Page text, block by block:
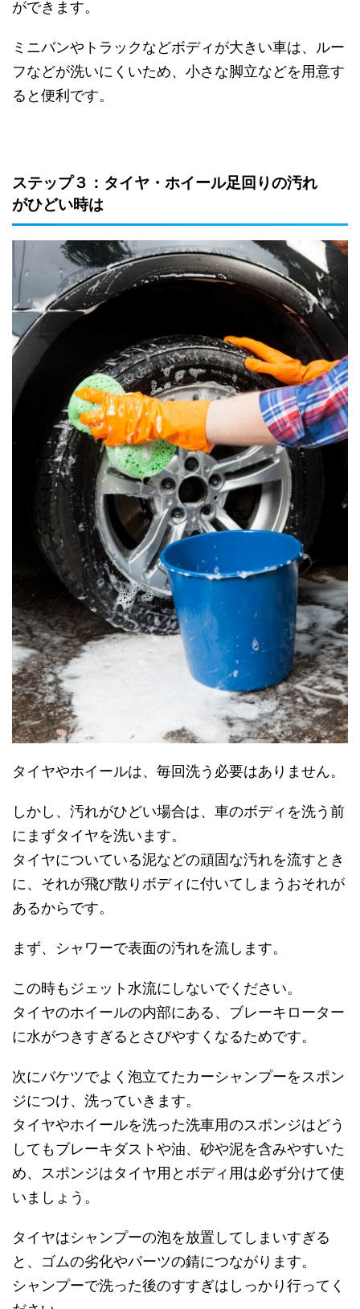
ができます。
ミニバンやトラックなどボディが大きい車は、ルー
フなどが洗いにくいため、小さな脚立などを用意す
ると便利です。
ステップ３：タイヤ・ホイール足回りの汚れ
がひどい時は
タイヤやホイールは、毎回洗う必要はありません。
しかし、汚れがひどい場合は、車のボディを洗う前
にまずタイヤを洗います。
タイヤについている泥などの頑固な汚れを流すとき
に、それが飛び散りボディに付いてしまうおそれが
あるからです。
まず、シャワーで表面の汚れを流します。
この時もジェット水流にしないでください。
タイヤのホイールの内部にある、ブレーキローター
に水がつきすぎるとさびやすくなるためです。
次にバケツでよく泡立てたカーシャンプーをスポン
ジにつけ、洗っていきます。
タイヤやホイールを洗った洗車用のスポンジはどう
してもブレーキダストや油、砂や泥を含みやすいた
め、スポンジはタイヤ用とボディ用は必ず分けて使
いましょう。
タイヤはシャンプーの泡を放置してしまいすぎる
と、ゴムの劣化やパーツの錆につながります。
シャンプーで洗った後のすすぎはしっかり行ってく